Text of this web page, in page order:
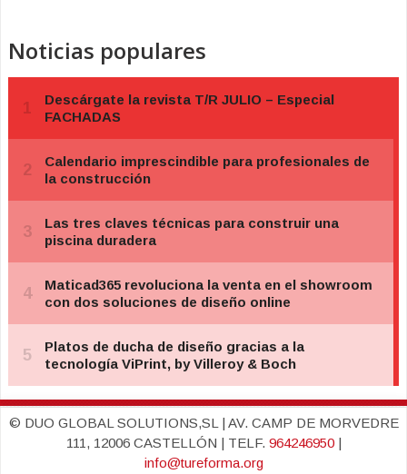
Noticias populares
© DUO GLOBAL SOLUTIONS,SL | AV. CAMP DE MORVEDRE
111, 12006 CASTELLÓN | TELF. 964246950|
info@tureforma.org